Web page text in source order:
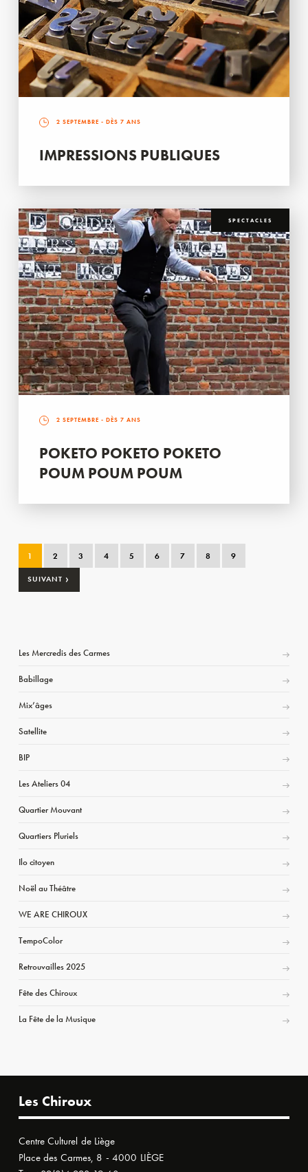
2 SEPTEMBRE - DÈS 7 ANS
IMPRESSIONS PUBLIQUES
SPECTACLES
2 SEPTEMBRE - DÈS 7 ANS
POKETO POKETO POKETO
POUM POUM POUM
1 2 3 4 5 6 7 8 9
SUIVANT ›
Les Mercredis des Carmes
Babillage
Mix’âges
Satellite
BIP
Les Ateliers 04
Quartier Mouvant
Quartiers Pluriels
Ilo citoyen
Noël au Théâtre
WE ARE CHIROUX
TempoColor
Retrouvailles 2025
Fête des Chiroux
La Fête de la Musique
Les Chiroux
Centre Culturel de Liège
Place des Carmes, 8 - 4000 LIÈGE